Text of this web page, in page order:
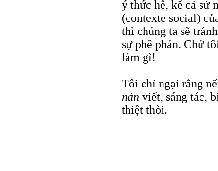
ý thức hệ, kể cả sử
(contexte social)
thì chúng ta sẽ
sự phê phán. Chứ
làm gì!
Tôi chỉ ngại rằng
nản viết, sáng tác,
thiệt thòi.